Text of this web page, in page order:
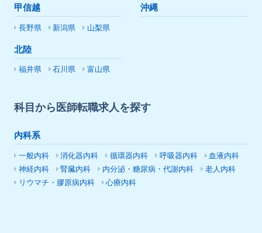
甲信越
長野県 新潟県 山梨県
北陸
福井県 石川県 富山県
沖縄
科目から医師転職求人を探す
内科系
一般内科 消化器内科 循環器内科 呼吸器内科
血液内科
神経内科
腎臓内科 内分泌・糖尿病・代謝内科
老人内科
リウマチ・膠原病内科
心療内科